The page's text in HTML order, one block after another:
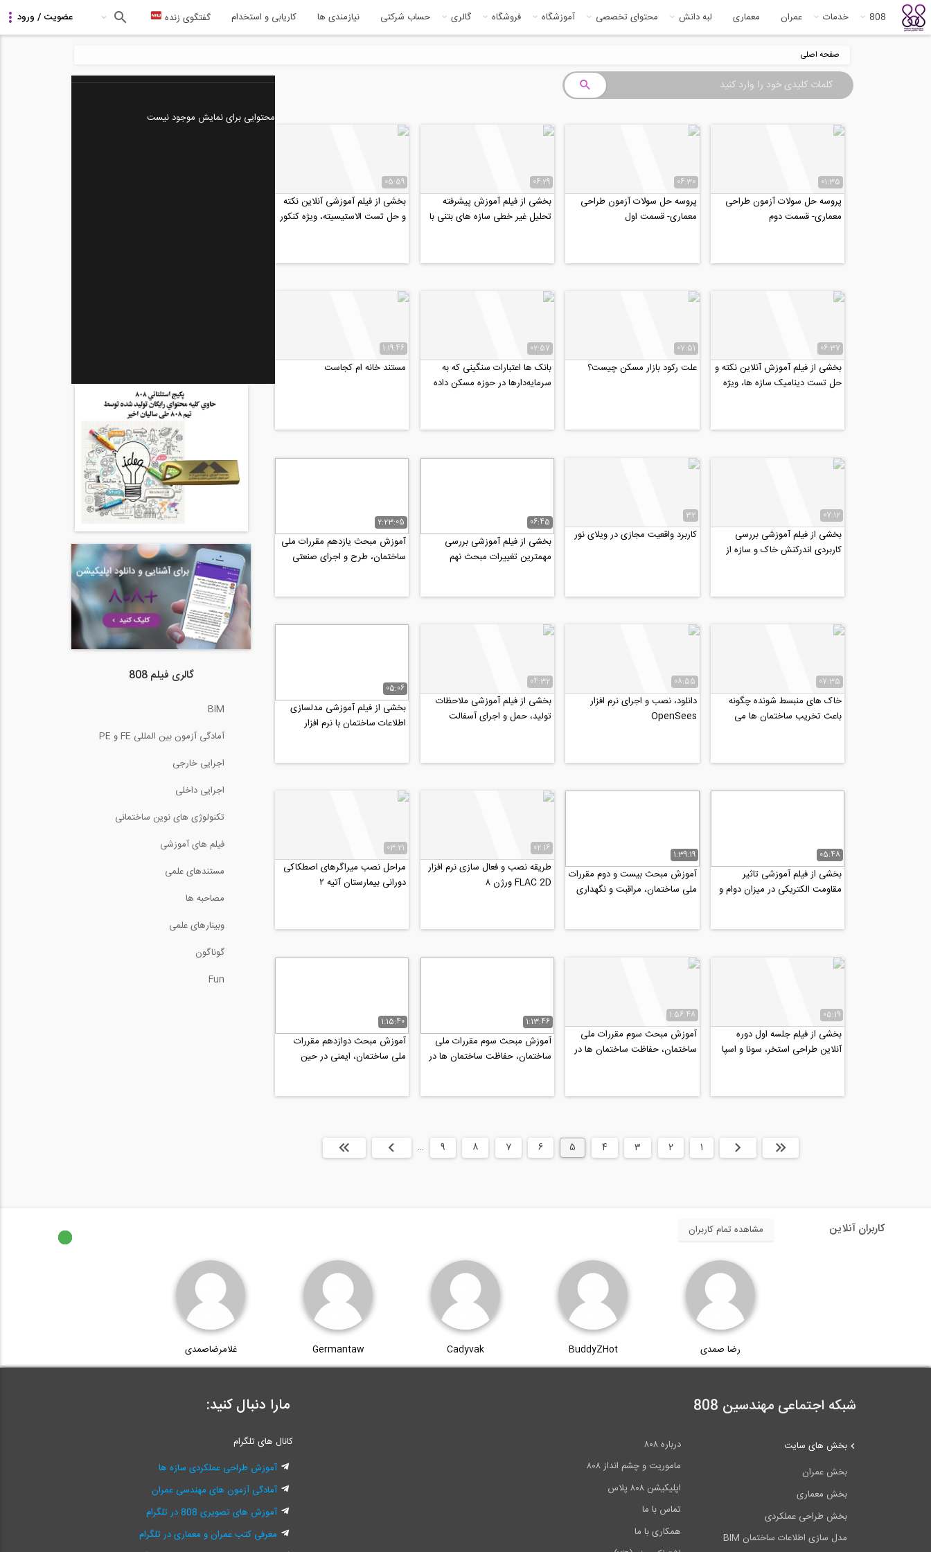
808 خدمات عمران معماری لبه دانش محتوای تخصصی آموزشگاه فروشگاه گالری حساب شرکتی نیازمندی ها کاریابی و استخدام گفتگوی زنده
صفحه اصلی
01:35
پروسه حل سولات آزمون طراحی
معماری- قسمت دوم
06:30
پروسه حل سولات آزمون طراحی
معماری- قسمت اول
06:29
بخشی از فیلم آموزش پیشرفته
تحلیل غیر خطی سازه های بتنی با
05:59
بخشی از فیلم آموزشی آنلاین نکته
و حل تست الاستیسیته، ویژه کنکور
06:37
بخشی از فیلم آموزش آنلاین نکته و
حل تست دینامیک سازه ها، ویژه
07:51
علت رکود بازار مسکن چیست؟
02:57
بانک ها اعتبارات سنگینی که به
سرمایه‌دارها در حوزه مسکن داده
1:19:46
مستند خانه ام کجاست
07:12
بخشی از فیلم آموزشی بررسی
کاربردی اندرکنش خاک و سازه از
32
کاربرد واقعیت مجازی در ویلای نور
06:45
بخشی از فیلم آموزشی بررسی
مهمترین تغییرات مبحث نهم
2:23:05
آموزش مبحث یازدهم مقررات ملی
ساختمان، طرح و اجرای صنعتی
07:35
خاک های منبسط شونده چگونه
باعث تخریب ساختمان ها می
08:55
دانلود، ‌نصب و اجرای نرم افزار
OpenSees
04:32
بخشی از فیلم آموزشی ملاحظات
تولید، حمل و اجرای آسفالت
05:06
بخشی از فیلم آموزشی مدلسازی
اطلاعات ساختمان با نرم افزار
05:48
بخشی از فیلم آموزشی تاثیر
مقاومت الکتریکی در میزان دوام و
1:39:19
آموزش مبحث بیست و دوم مقررات
ملی ساختمان، مراقبت و نگهداری
02:16
طریقه نصب و فعال سازی نرم افزار
FLAC 2D ورژن ۸
03:21
مراحل نصب میراگرهای اصطکاکی
دورانی بیمارستان آتیه ۲
05:19
بخشی از فیلم جلسه اول دوره
آنلاین طراحی استخر، سونا و اسپا
1:56:48
آموزش مبحث سوم مقررات ملی
ساختمان، حفاظت ساختمان ها در
1:13:46
آموزش مبحث سوم مقررات ملی
ساختمان، حفاظت ساختمان ها در
1:15:40
آموزش مبحث دوازدهم مقررات
ملی ساختمان، ایمنی در حین
ابتدا قبلی 1
2
3
4
5
6
7
8
9
… بعدی انتها »
محتوایی برای نمایش موجود نیست
گالری فیلم 808
BIM
آمادگی آزمون بین المللی FE و PE
اجرایی خارجی
اجرایی داخلی
تکنولوژی های نوین ساختمانی
فیلم های آموزشی
مستندهای علمی
مصاحبه ها
وبینارهای علمی
گوناگون
Fun
کاربران آنلاین مشاهده تمام کاربران
رضا صمدی BuddyZHot
Cadyvak
Germantaw غلامرضاصمدی
شبکه اجتماعی مهندسین 808
درباره ۸۰۸
ماموریت و چشم انداز ۸۰۸
اپلیکیشن ۸۰۸ پلاس
تماس با ما
همکاری با ما
بخش های سایت
بخش عمران
بخش معماری
بخش طراحی عملکردی
مدل سازی اطلاعات ساختمان BIM
مارا دنبال کنید:
کانال های تلگرام
آموزش طراحی عملکردی سازه ها
آمادگی آزمون های مهندسی عمران
آموزش های تصویری 808 در تلگرام
معرفی کتب عمران و معماری در تلگرام